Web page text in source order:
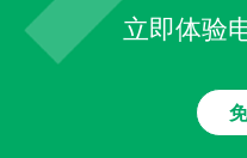
立即体验